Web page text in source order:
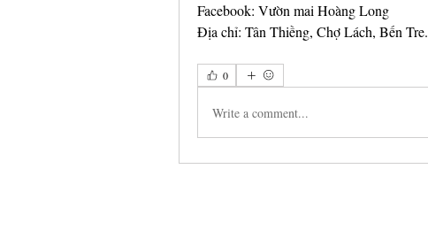
Facebook: Vườn mai Hoàng Long
Địa chỉ: Tân Thiềng, Chợ Lách, Bến Tre.
0
Write a comment...